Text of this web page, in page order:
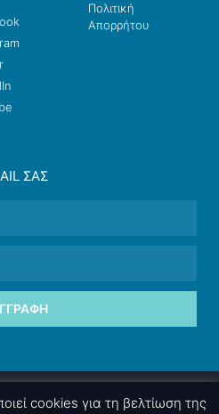
Πολιτική
Απορρήτου
ΣΑΣ
cookies για τη βελτίωση της